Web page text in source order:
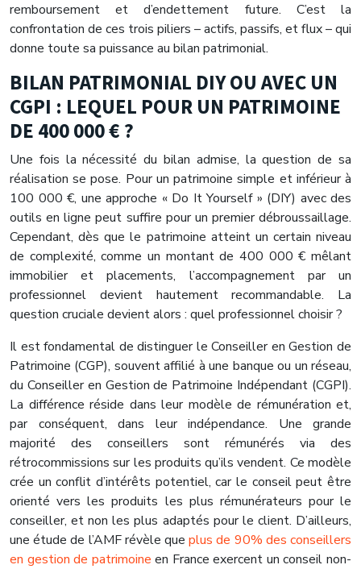
remboursement et d’endettement future. C’est la
confrontation de ces trois piliers – actifs, passifs, et flux – qui
donne toute sa puissance au bilan patrimonial.
BILAN PATRIMONIAL DIY OU AVEC UN
CGPI : LEQUEL POUR UN PATRIMOINE
DE 400 000 € ?
Une fois la nécessité du bilan admise, la question de sa
réalisation se pose. Pour un patrimoine simple et inférieur à
100 000 €, une approche « Do It Yourself » (DIY) avec des
outils en ligne peut suffire pour un premier débroussaillage.
Cependant, dès que le patrimoine atteint un certain niveau
de complexité, comme un montant de 400 000 € mêlant
immobilier et placements, l’accompagnement par un
professionnel devient hautement recommandable. La
question cruciale devient alors : quel professionnel choisir ?
Il est fondamental de distinguer le Conseiller en Gestion de
Patrimoine (CGP), souvent affilié à une banque ou un réseau,
du Conseiller en Gestion de Patrimoine Indépendant (CGPI).
La différence réside dans leur modèle de rémunération et,
par conséquent, dans leur indépendance. Une grande
majorité des conseillers sont rémunérés via des
rétrocommissions sur les produits qu’ils vendent. Ce modèle
crée un conflit d’intérêts potentiel, car le conseil peut être
orienté vers les produits les plus rémunérateurs pour le
conseiller, et non les plus adaptés pour le client. D’ailleurs,
une étude de l’AMF révèle queplus de 90% des conseillers
en gestion de patrimoine en France exercent un conseil non-